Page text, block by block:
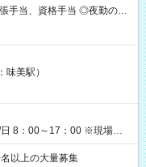
手当、資格手当 ◎夜勤の場
・週払い可(希望者／条件
能
美駅）
8：00～17：00 ※現場によ
ほとんどなし！ ▶時間より
。現場によっては午前中
以上の大量募集